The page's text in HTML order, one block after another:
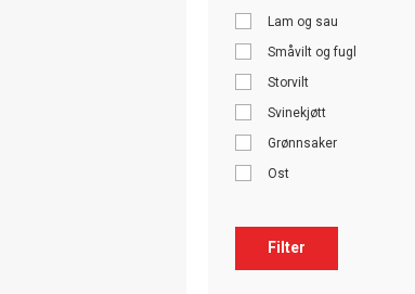
Lam og sau
Småvilt og fugl
Storvilt
Svinekjøtt
Grønnsaker
Ost
Filter